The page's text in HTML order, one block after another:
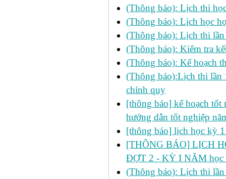
(Thông báo): Lịch thi
(Thông báo): Lịch học
(Thông báo): Lịch thi
(Thông báo): Kiểm tra
(Thông báo): Kế hoạch
(Thông báo):Lịch thi lần
chính quy
[thông báo] kế hoạch tốt
hướng dẫn tốt nghiệp
[thông báo] lịch học kỳ
[THÔNG BÁO] LỊCH
ĐỢT 2 - KỲ I NĂM học
(Thông báo): Lịch thi